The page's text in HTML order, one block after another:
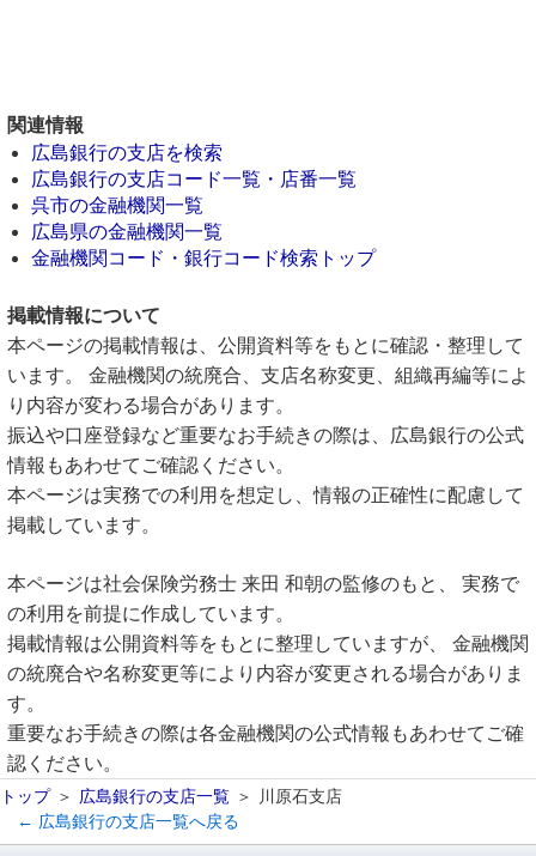
関連情報
広島銀行の支店を検索
広島銀行の支店コード一覧・店番一覧
呉市の金融機関一覧
広島県の金融機関一覧
金融機関コード・銀行コード検索トップ
掲載情報について
本ページの掲載情報は、公開資料等をもとに確認・整理して
います。 金融機関の統廃合、支店名称変更、組織再編等によ
り内容が変わる場合があります。
振込や口座登録など重要なお手続きの際は、広島銀行の公式
情報もあわせてご確認ください。
本ページは実務での利用を想定し、情報の正確性に配慮して
掲載しています。
本ページは社会保険労務士 来田 和朝の監修のもと、 実務で
の利用を前提に作成しています。
掲載情報は公開資料等をもとに整理していますが、 金融機関
の統廃合や名称変更等により内容が変更される場合がありま
す。
重要なお手続きの際は各金融機関の公式情報もあわせてご確
認ください。
トップ 広島銀行の支店一覧
川原石支店
← 広島銀行の支店一覧へ戻る